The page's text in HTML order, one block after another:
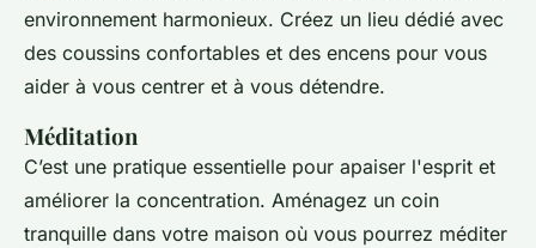
environnement harmonieux. Créez un lieu dédié avec
des coussins confortables et des encens pour vous
aider à vous centrer et à vous détendre.
Méditation
C’est une pratique essentielle pour apaiser l'esprit et
améliorer la concentration. Aménagez un coin
tranquille dans votre maison où vous pourrez méditer